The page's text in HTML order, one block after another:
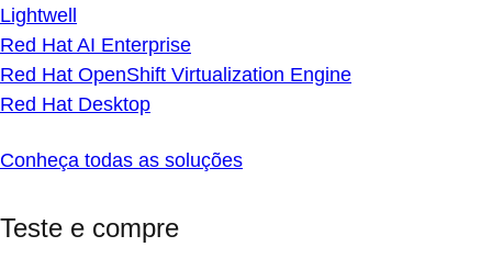
Lightwell
Red Hat AI Enterprise
Red Hat OpenShift Virtualization Engine
Red Hat Desktop
Conheça todas as soluções
Teste e compre